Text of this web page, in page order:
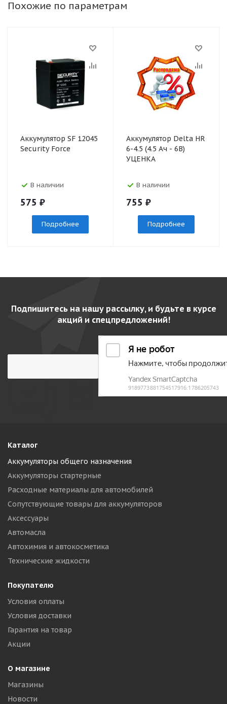
Похожие по параметрам
Аккумулятор SF 12045
Security Force
В наличии
575 ₽
Подробнее
Аккумулятор Delta HR
6-4.5 (4.5 Ач - 6В)
УЦЕНКА
В наличии
755 ₽
Подробнее
Подпишитесь на нашу рассылку, и будьте в курсе
акций и спецпредложений!
Каталог
Аккумуляторы общего назначения
Аккумуляторы стартерные
Расходные материалы для автомобилей
Сопутствующие товары для аккумуляторов
Аксессуары
Автомасла
Автохимия и автокосметика
Технические жидкости
Покупателю
Условия оплаты
Условия доставки
Гарантия на товар
Акции
О магазине
Магазины
Новости